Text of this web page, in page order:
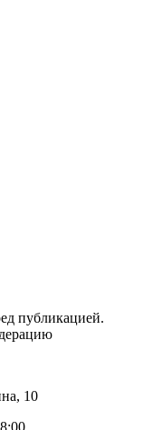
публикацией.
10